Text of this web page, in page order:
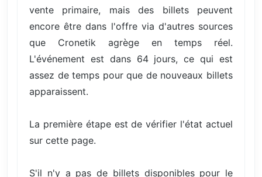
vente primaire, mais des billets peuvent
encore être dans l'offre via d'autres sources
que Cronetik agrège en temps réel.
L'événement est dans 64 jours, ce qui est
assez de temps pour que de nouveaux billets
apparaissent.
La première étape est de vérifier l'état actuel
sur cette page.
S'il n'y a pas de billets disponibles pour le